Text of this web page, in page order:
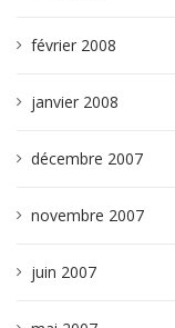
février 2008
janvier 2008
décembre 2007
novembre 2007
juin 2007